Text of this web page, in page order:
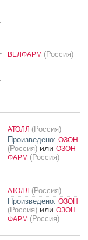
ВЕЛФАРМ (Россия)
АТОЛЛ (Россия)
Произведено: ОЗОН
(Россия) или ОЗОН
ФАРМ (Россия)
АТОЛЛ (Россия)
Произведено: ОЗОН
(Россия) или ОЗОН
ФАРМ (Россия)